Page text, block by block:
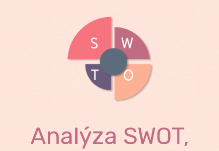
Analýza SWOT,